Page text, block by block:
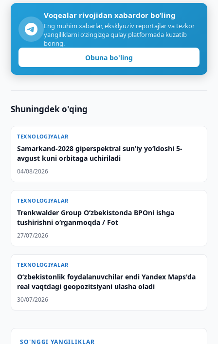
Voqealar rivojidan xabardor bo‘ling
Eng muhim xabarlar, eksklyuziv reportajlar va tezkor
yangiliklarni o‘zingizga qulay platformada kuzatib
boring.
Obuna bo'ling
Shuningdek o'qing
TEXNOLOGIYALAR
Samarkand-2028 giperspektral sun’iy yo‘ldoshi 5-
avgust kuni orbitaga uchiriladi
04/08/2026
TEXNOLOGIYALAR
Trenkwalder Group Oʻzbekistonda BPOni ishga
tushirishni oʻrganmoqda / Fot
27/07/2026
TEXNOLOGIYALAR
O‘zbekistonlik foydalanuvchilar endi Yandex Maps'da
real vaqtdagi geopozitsiyani ulasha oladi
30/07/2026
SO'NGGI YANGILIKLAR